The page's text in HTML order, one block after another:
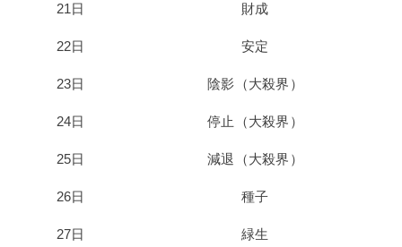
21日 財成
22日 安定
23日 陰影（大殺界）
24日 停止（大殺界）
25日 減退（大殺界）
26日 種子
27日 緑生